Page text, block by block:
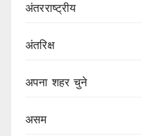
अंतरराष्ट्रीय
अंतरिक्ष
अपना शहर चुने
असम